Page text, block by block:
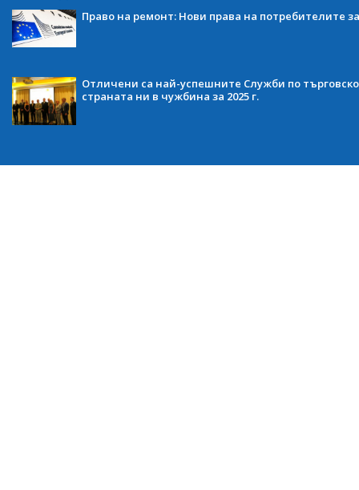
Право на ремонт: Нови права на потребителите
Отличени са най-успешните Служби по
страната ни в чужбина за 2025 г.